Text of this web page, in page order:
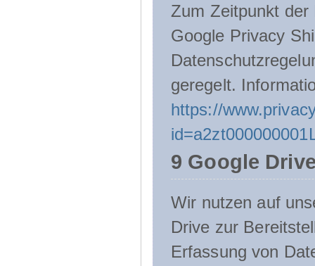
Zum Zeitpunkt der
Google Privacy
geregelt.
https://
9 Google
Wir nutzen auf
Drive zur
Erfassung von